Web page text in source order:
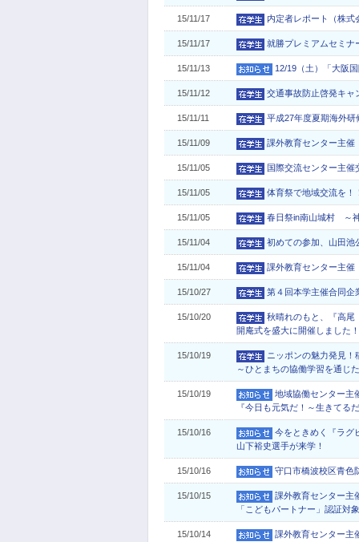
15/11/17 内定者レポート（株
15/11/17 就勝プレミアムセミ
15/11/13 12/19（土）「大阪
15/11/12 交通事故防止啓発キャ
15/11/11 平成27年度夏期海外
15/11/09 課外教育センター主催
15/11/05 国際交流センター主
15/11/05 体育祭で地域交流を
15/11/05 春日祭in南山城村 ～
15/11/04 初めての参加、山田池
15/11/04 課外教育センター主催
15/10/27 第４回本学主催合同企
15/10/20
秋晴れのもと、『高
開庵式を盛大に開催しました
15/10/19
ニッポンの魅力発見！
～ひとまちの協働学習を通じ
15/10/19
地域協働センター主
『今日も元気だ！～生きて
15/10/16
今をときめく『ラグ
山下裕史選手が来学！
15/10/16 守口市橋波校区青色
15/10/15
課外教育センター主
「こどもパートナー」認証対
15/10/14
課外教育センター主